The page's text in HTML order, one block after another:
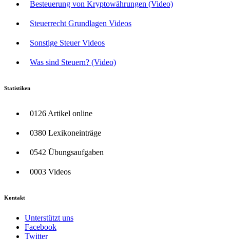
Besteuerung von Kryptowährungen (Video)
Steuerrecht Grundlagen Videos
Sonstige Steuer Videos
Was sind Steuern? (Video)
Statistiken
0126 Artikel online
0380 Lexikoneinträge
0542 Übungsaufgaben
0003 Videos
Kontakt
Unterstützt uns
Facebook
Twitter